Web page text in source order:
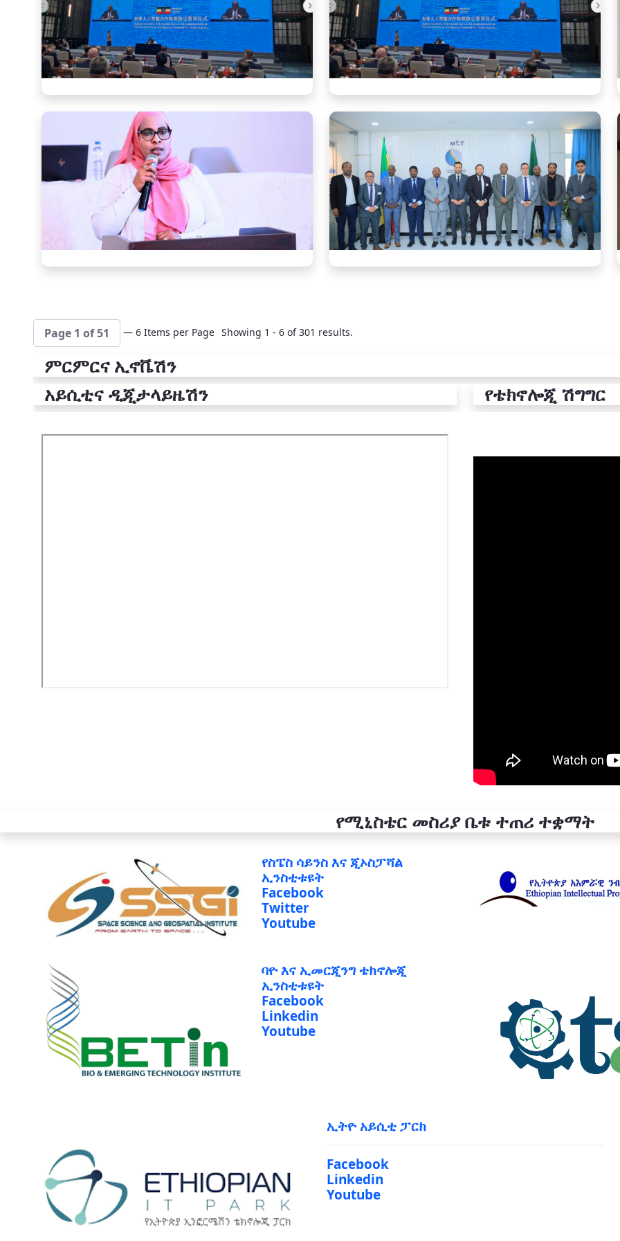
Page 1 of 51 — 6 Items per Page Showing 1 - 6 of 301 results.
ምርምርና ኢኖቬሽን
አይሲቲና ዲጂታላይዜሽን
የቴክኖሎጂ ሽግግር
የሚኒስቴር መስሪያ ቤቱ ተጠሪ ተቋማት
የስፔስ ሳይንስ እና ጂኦስፓሻል
ኢንስቲቱዩት
Facebook
Twitter
Youtube
ባዮ እና ኢመርጂንግ ቴክኖሎጂ
ኢንስቲቱዩት
Facebook
Linkedin
Youtube
ኢትዮ አይሲቲ ፓርክ
Facebook
Linkedin
Youtube